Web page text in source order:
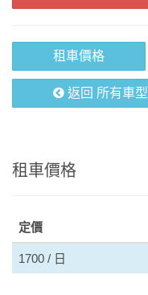
租車價格
返回 所有車型
租車價格
定價
1700 / 日